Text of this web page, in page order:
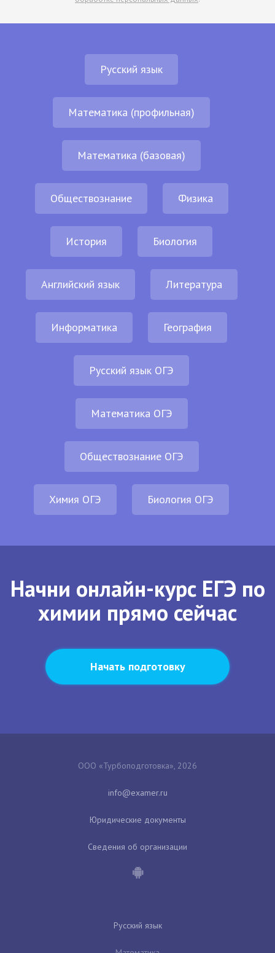
Русский язык
Математика (профильная)
Математика (базовая)
Обществознание Физика
История Биология
Английский язык Литература
Информатика География
Русский язык ОГЭ
Математика ОГЭ
Обществознание ОГЭ
Химия ОГЭ Биология ОГЭ
Начни онлайн-курс ЕГЭ по
химии прямо сейчас
Начать подготовку
ООО «Турбоподготовка», 2026
Юридические документы
Сведения об организации
Русский язык